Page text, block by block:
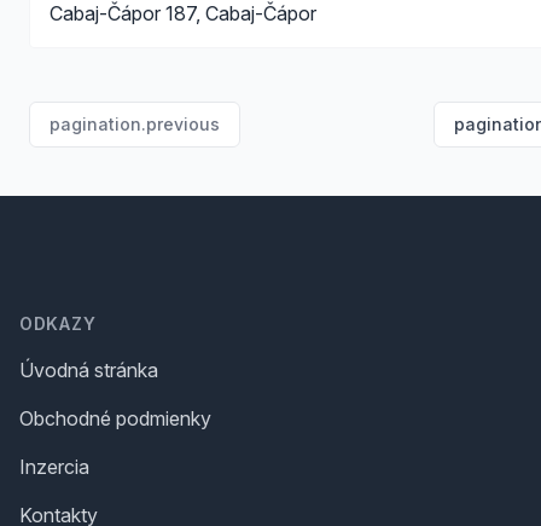
Cabaj-Čápor 187, Cabaj-Čápor
pagination.previous
ODKAZY
Úvodná stránka
Obchodné podmienky
Inzercia
Kontakty